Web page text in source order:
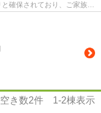
確保されており、ご家族が
き数2件 1-2棟表示